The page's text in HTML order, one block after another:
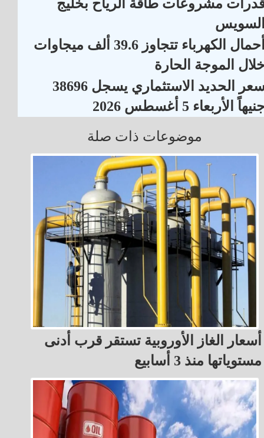
مشروعات طاقة الرياح بخليج
أحمال الكهرباء تتجاوز 39.6 ألف ميجاوات
الموجة الحارة
سعر الحديد الاستثماري يسجل 38696
الأربعاء 5 أغسطس 2026
موضوعات ذات صلة
أسعار الغاز الأوروبية تستقر قرب أدنى
مستوياتها منذ 3 أسابيع